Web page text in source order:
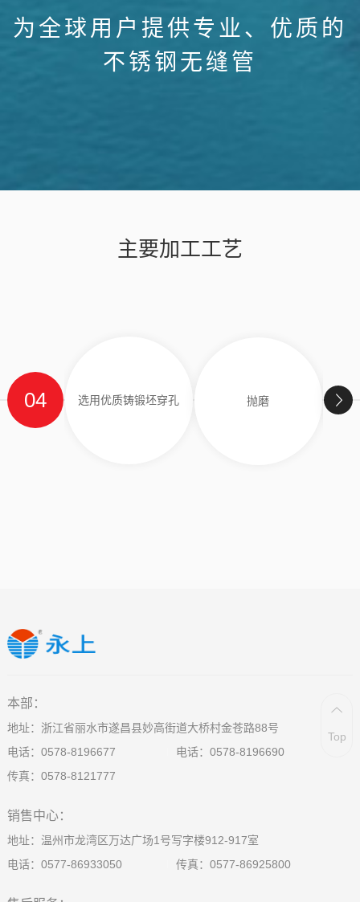
为全球用户提供专业、优质的
不锈钢无缝管
主要加工工艺
04 选用优质铸锻坯穿孔 抛磨
本部：
地址：浙江省丽水市遂昌县妙高街道大桥村金苍路88号
电话： 0578-8196677 电话： 0578-8196690
传真：0578-8121777
销售中心：
地址：温州市龙湾区万达广场1号写字楼912-917室
电话： 0577-86933050 传真：0577-86925800
Top